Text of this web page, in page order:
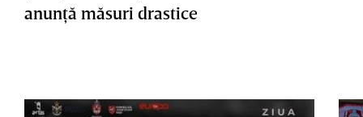
anunţă măsuri drastice